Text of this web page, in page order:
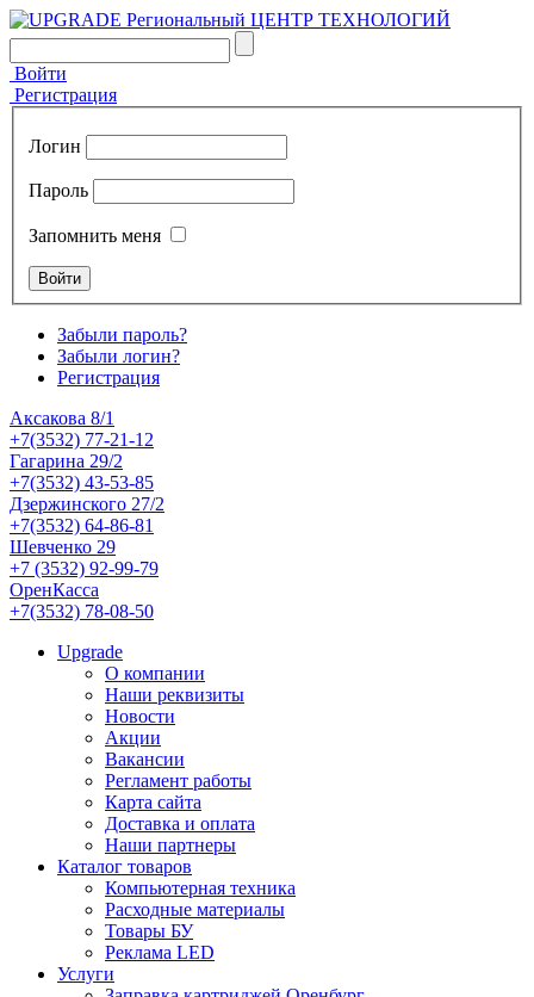
Войти
Регистрация
Логин
Пароль
Запомнить меня
Забыли пароль?
Забыли логин?
Регистрация
Аксакова 8/1
+7(3532) 77-21-12
Гагарина 29/2
+7(3532) 43-53-85
Дзержинского 27/2
+7(3532) 64-86-81
Шевченко 29
+7 (3532) 92-99-79
ОренКасса
+7(3532) 78-08-50
Upgrade
О компании
Наши реквизиты
Новости
Акции
Вакансии
Регламент работы
Карта сайта
Доставка и оплата
Наши партнеры
Каталог товаров
Компьютерная техника
Расходные материалы
Товары БУ
Реклама LED
Услуги